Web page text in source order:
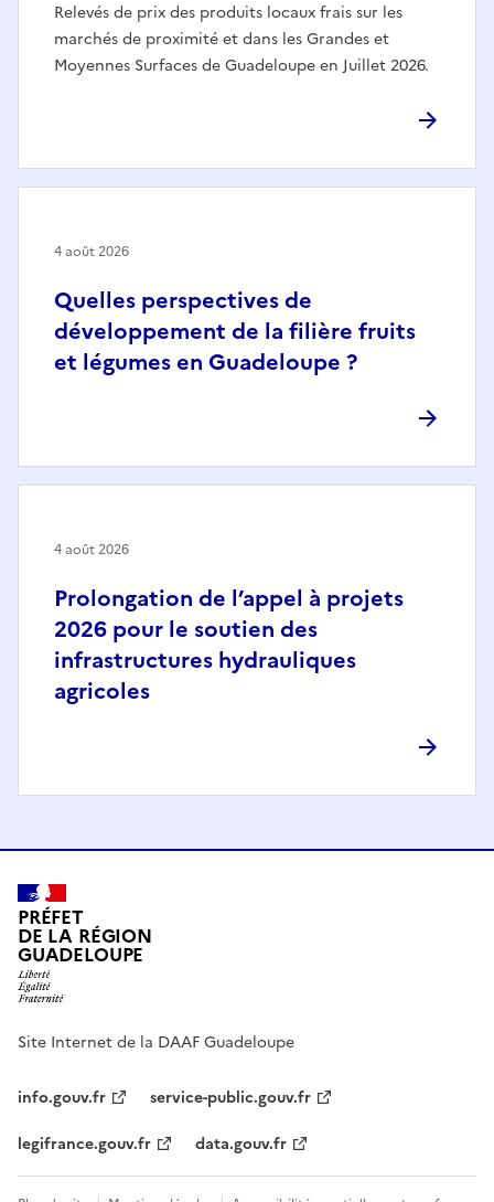
Relevés de prix des produits locaux frais sur les
marchés de proximité et dans les Grandes et
Moyennes Surfaces de Guadeloupe en Juillet 2026.
Quelles perspectives de
développement de la filière fruits
et légumes en Guadeloupe ?
4 août 2026
Prolongation de l’appel à projets
2026 pour le soutien des
infrastructures hydrauliques
agricoles
4 août 2026
PRÉFET
DE LA RÉGION
GUADELOUPE
Site Internet de la DAAF Guadeloupe
info.gouv.fr
service-public.gouv.fr
legifrance.gouv.fr
data.gouv.fr